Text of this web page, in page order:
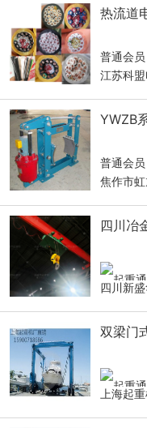
热流道
普通会员
江苏科
YWZB
普通会员
焦作市
四川冶
四川新
双梁门
上海起